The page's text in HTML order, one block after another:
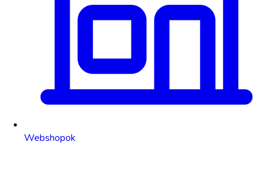
Webshopok